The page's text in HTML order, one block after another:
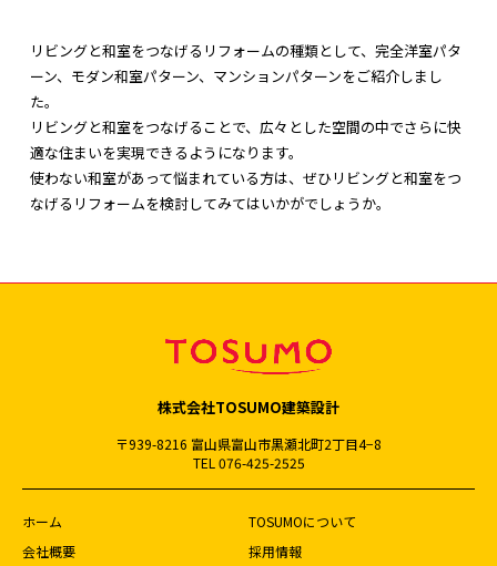
リビングと和室をつなげるリフォームの種類として、完全洋室パタ
ーン、モダン和室パターン、マンションパターンをご紹介しまし
た。
リビングと和室をつなげることで、広々とした空間の中でさらに快
適な住まいを実現できるようになります。
使わない和室があって悩まれている方は、ぜひリビングと和室をつ
なげるリフォームを検討してみてはいかがでしょうか。
株式会社TOSUMO建築設計
〒939-8216 富山県富山市黒瀬北町2丁目4−8
TEL 076-425-2525
ホーム
TOSUMOについて
会社概要
採用情報